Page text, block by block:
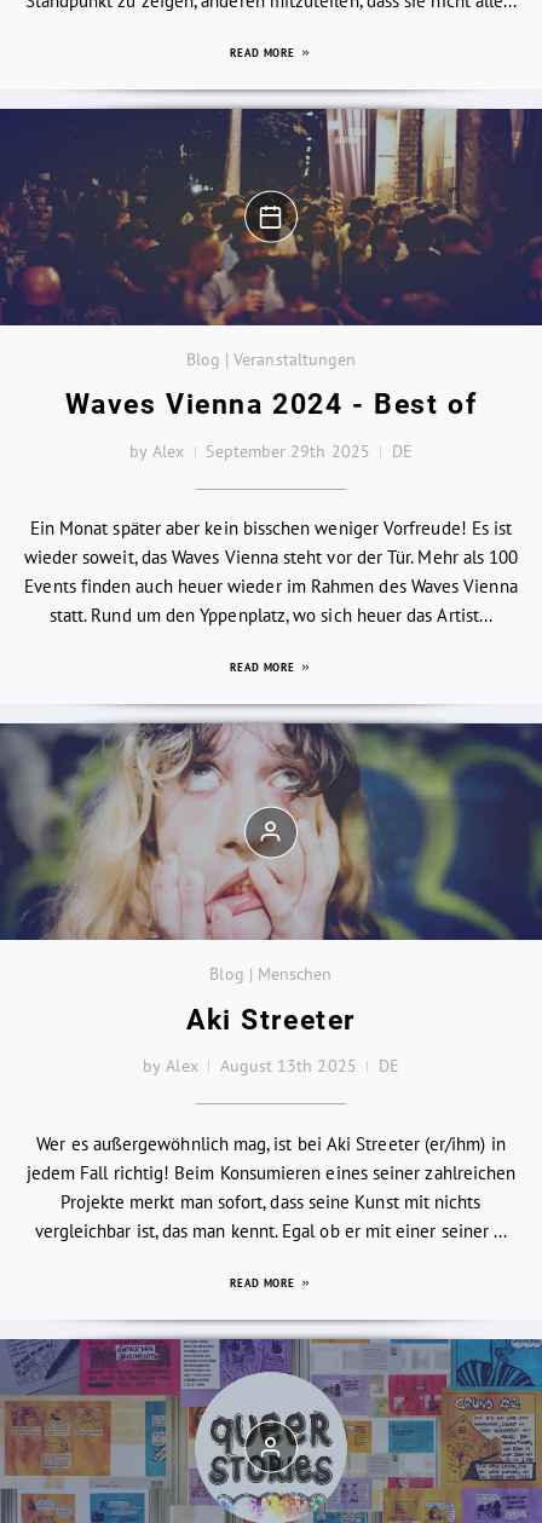
READ MORE
Blog | Veranstaltungen
Waves Vienna 2024 - Best of
by Alex September 29th 2025 DE
Ein Monat später aber kein bisschen weniger Vorfreude! Es ist
wieder soweit, das Waves Vienna steht vor der Tür. Mehr als 100
Events finden auch heuer wieder im Rahmen des Waves Vienna
statt. Rund um den Yppenplatz, wo sich heuer das Artist...
READ MORE
Blog | Menschen
Aki Streeter
by Alex August 13th 2025 DE
Wer es außergewöhnlich mag, ist bei Aki Streeter (er/ihm) in
jedem Fall richtig! Beim Konsumieren eines seiner zahlreichen
Projekte merkt man sofort, dass seine Kunst mit nichts
vergleichbar ist, das man kennt. Egal ob er mit einer seiner ...
READ MORE